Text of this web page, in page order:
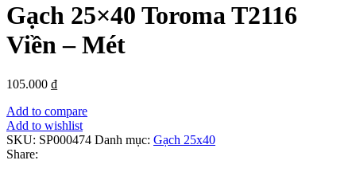
Gạch 25×40 Toroma T2116
Viền – Mét
105.000 ₫
Add to compare
Add to wishlist
SKU: SP000474 Danh mục: Gạch 25x40
Share: